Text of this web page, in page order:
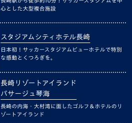
心とした大型複合施設
スタジアムシティホテル長崎
日本初！サッカースタジアムビューホテルで特別
な感動とくつろぎを。
長崎リゾートアイランド
パサージュ琴海
長崎の内海・大村湾に面したゴルフ＆ホテルのリ
ゾートアイランド